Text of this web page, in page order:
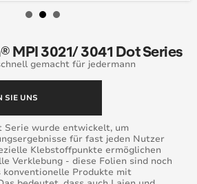
MPI 3021/ 3041 Dot Series
gemacht für jedermann
SIE UNS
Serie wurde entwickelt, um
für fast jeden Nutzer
Klebstoffpunkte ermöglichen
Verklebung - diese Folien sind noch
konventionelle Produkte mit